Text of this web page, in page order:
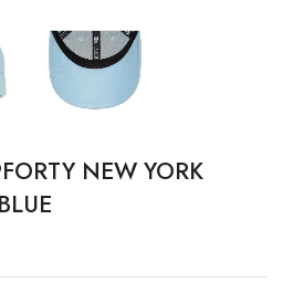
NEW YORK